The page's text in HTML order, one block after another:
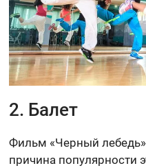
2. Балет
Фильм «Черный
причина популярности